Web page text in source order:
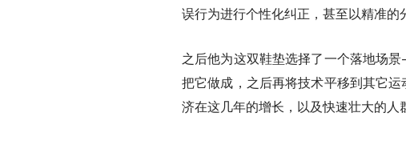
误行为进行个性化纠正，甚至以精准的
之后他为这双鞋垫选择了一个落地
把它做成，之后再将技术平移到其它运
济在这几年的增长，以及快速壮大的人